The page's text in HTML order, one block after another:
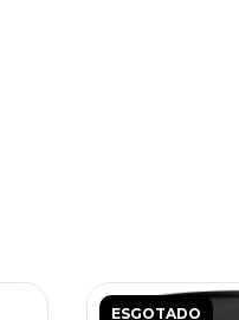
ESGOTADO